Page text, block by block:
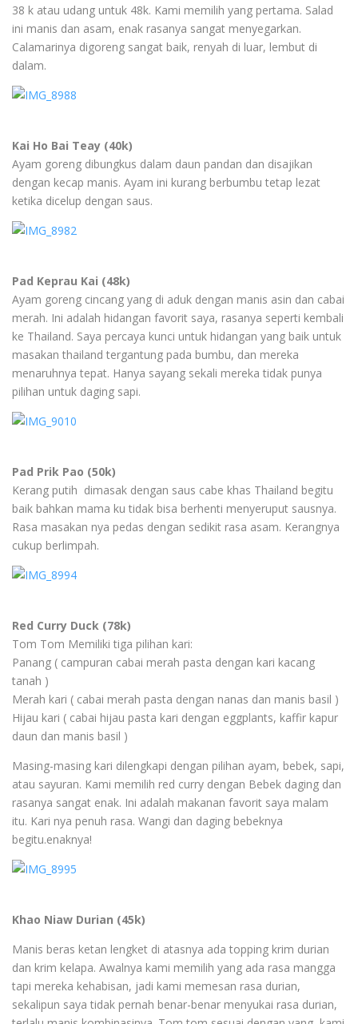
38 k atau udang untuk 48k. Kami memilih yang pertama. Salad
ini manis dan asam, enak rasanya sangat menyegarkan.
Calamarinya digoreng sangat baik, renyah di luar, lembut di
dalam.
Kai Ho Bai Teay (40k)
Ayam goreng dibungkus dalam daun pandan dan disajikan
dengan kecap manis. Ayam ini kurang berbumbu tetap lezat
ketika dicelup dengan saus.
Pad Keprau Kai (48k)
Ayam goreng cincang yang di aduk dengan manis asin dan cabai
merah. Ini adalah hidangan favorit saya, rasanya seperti kembali
ke Thailand. Saya percaya kunci untuk hidangan yang baik untuk
masakan thailand tergantung pada bumbu, dan mereka
menaruhnya tepat. Hanya sayang sekali mereka tidak punya
pilihan untuk daging sapi.
Pad Prik Pao (50k)
Kerang putih dimasak dengan saus cabe khas Thailand begitu
baik bahkan mama ku tidak bisa berhenti menyeruput sausnya.
Rasa masakan nya pedas dengan sedikit rasa asam. Kerangnya
cukup berlimpah.
Red Curry Duck (78k)
Tom Tom Memiliki tiga pilihan kari:
Panang ( campuran cabai merah pasta dengan kari kacang
tanah )
Merah kari ( cabai merah pasta dengan nanas dan manis basil )
Hijau kari ( cabai hijau pasta kari dengan eggplants, kaffir kapur
daun dan manis basil )
Masing-masing kari dilengkapi dengan pilihan ayam, bebek, sapi,
atau sayuran. Kami memilih red curry dengan Bebek daging dan
rasanya sangat enak. Ini adalah makanan favorit saya malam
itu. Kari nya penuh rasa. Wangi dan daging bebeknya
begitu.enaknya!
Khao Niaw Durian (45k)
Manis beras ketan lengket di atasnya ada topping krim durian
dan krim kelapa. Awalnya kami memilih yang ada rasa mangga
tapi mereka kehabisan, jadi kami memesan rasa durian,
sekalipun saya tidak pernah benar-benar menyukai rasa durian,